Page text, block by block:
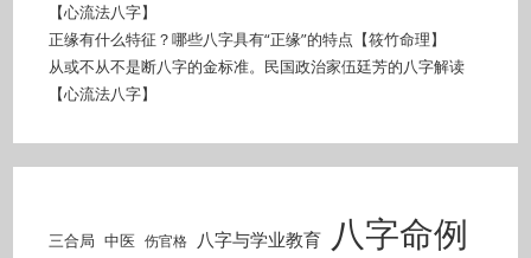
【心流法八字】
正缘有什么特征？哪些八字具有“正缘”的特点【筱竹命理】
从或不从不是断八字的金标准。民国政治家伍廷芳的八字解读
【心流法八字】
三合局 中医 伤官格 八字与学业教育 八字命例